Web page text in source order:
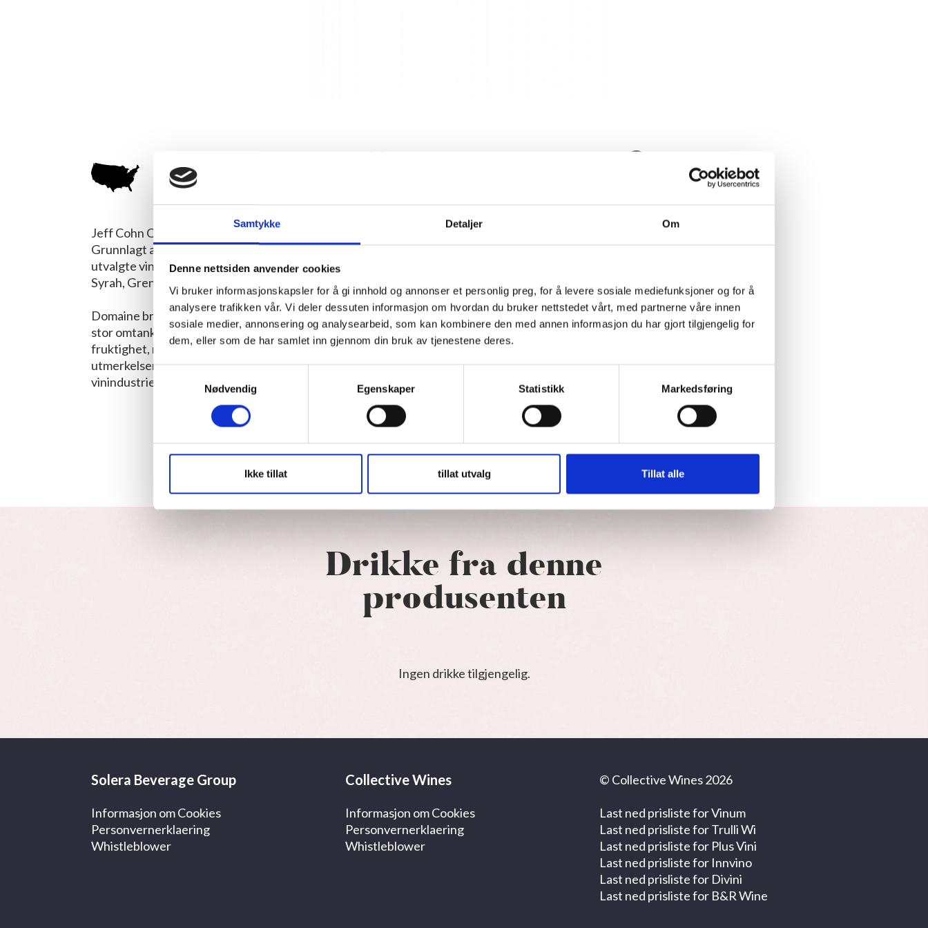
Samtykke Detaljer Om
Denne nettsiden anvender cookies
Vi bruker informasjonskapsler for å gi innhold og annonser et personlig preg, for å levere sosiale mediefunksjoner og for å
analysere trafikken vår. Vi deler dessuten informasjon om hvordan du bruker nettstedet vårt, med partnerne våre innen
sosiale medier, annonsering og analysearbeid, som kan kombinere den med annen informasjon du har gjort tilgjengelig for
dem, eller som de har samlet inn gjennom din bruk av tjenestene deres.
Samtykkevalg
Nødvendig
Egenskaper Statistikk Markedsføring
Ikke tillat tillat utvalg Tillat alle
Jeff Cohn Cellars
Jeff Cohn Cellars er en liten, anerkjent vinprodusent basert i Sonoma County, California.
Grunnlagt av vinmakeren Jeff Cohn, fokuserer vinhuset på å lage høykvalitetsviner fra nøye
utvalgte vinmarker. Jeff Cohn Cellars er kjent for sin ekspertise innen Rhône-druer, som
Syrah, Grenache og Viognier, samt enkeltvinmarks-Zinfandel.
Domaine bruker en håndverksmessig tilnærming til vinproduksjon, der hver vin er laget med
stor omtanke for terroir og druekvalitet. Vinene preges av intensitet, kompleksitet og en rik
fruktighet, noe som gjør dem populære blant vinelskere. Jeff Cohn Cellars har mottatt flere
utmerkelser for sine viner og fortsetter å være en betydelig aktør i den kaliforniske
vinindustrien.
Drikke fra denne
produsenten
Ingen drikke tilgjengelig.
Solera Beverage Group
Informasjon om Cookies
Personvernerklaering
Whistleblower
Collective Wines
Informasjon om Cookies
Personvernerklaering
Whistleblower
© Collective Wines 2026
Last ned prisliste for Vinum
Last ned prisliste for Trulli Wi
Last ned prisliste for Plus Vini
Last ned prisliste for Innvino
Last ned prisliste for Divini
Last ned prisliste for B&R Wine